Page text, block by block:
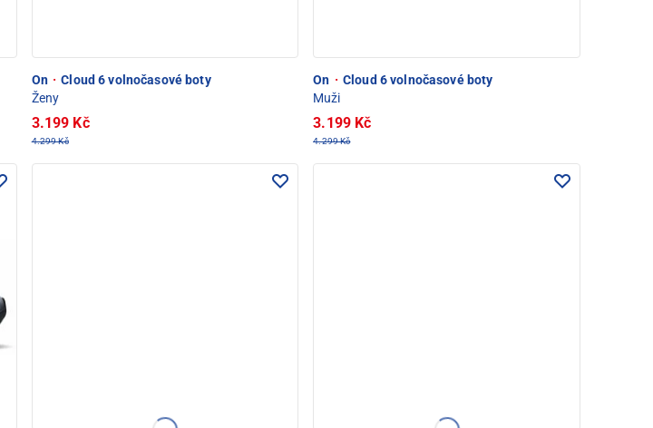
On · Cloud 6 volnočasové boty
Ženy
3.199 Kč
4.299 Kč
On · Cloud 6 volnočasové boty
Muži
3.199 Kč
4.299 Kč